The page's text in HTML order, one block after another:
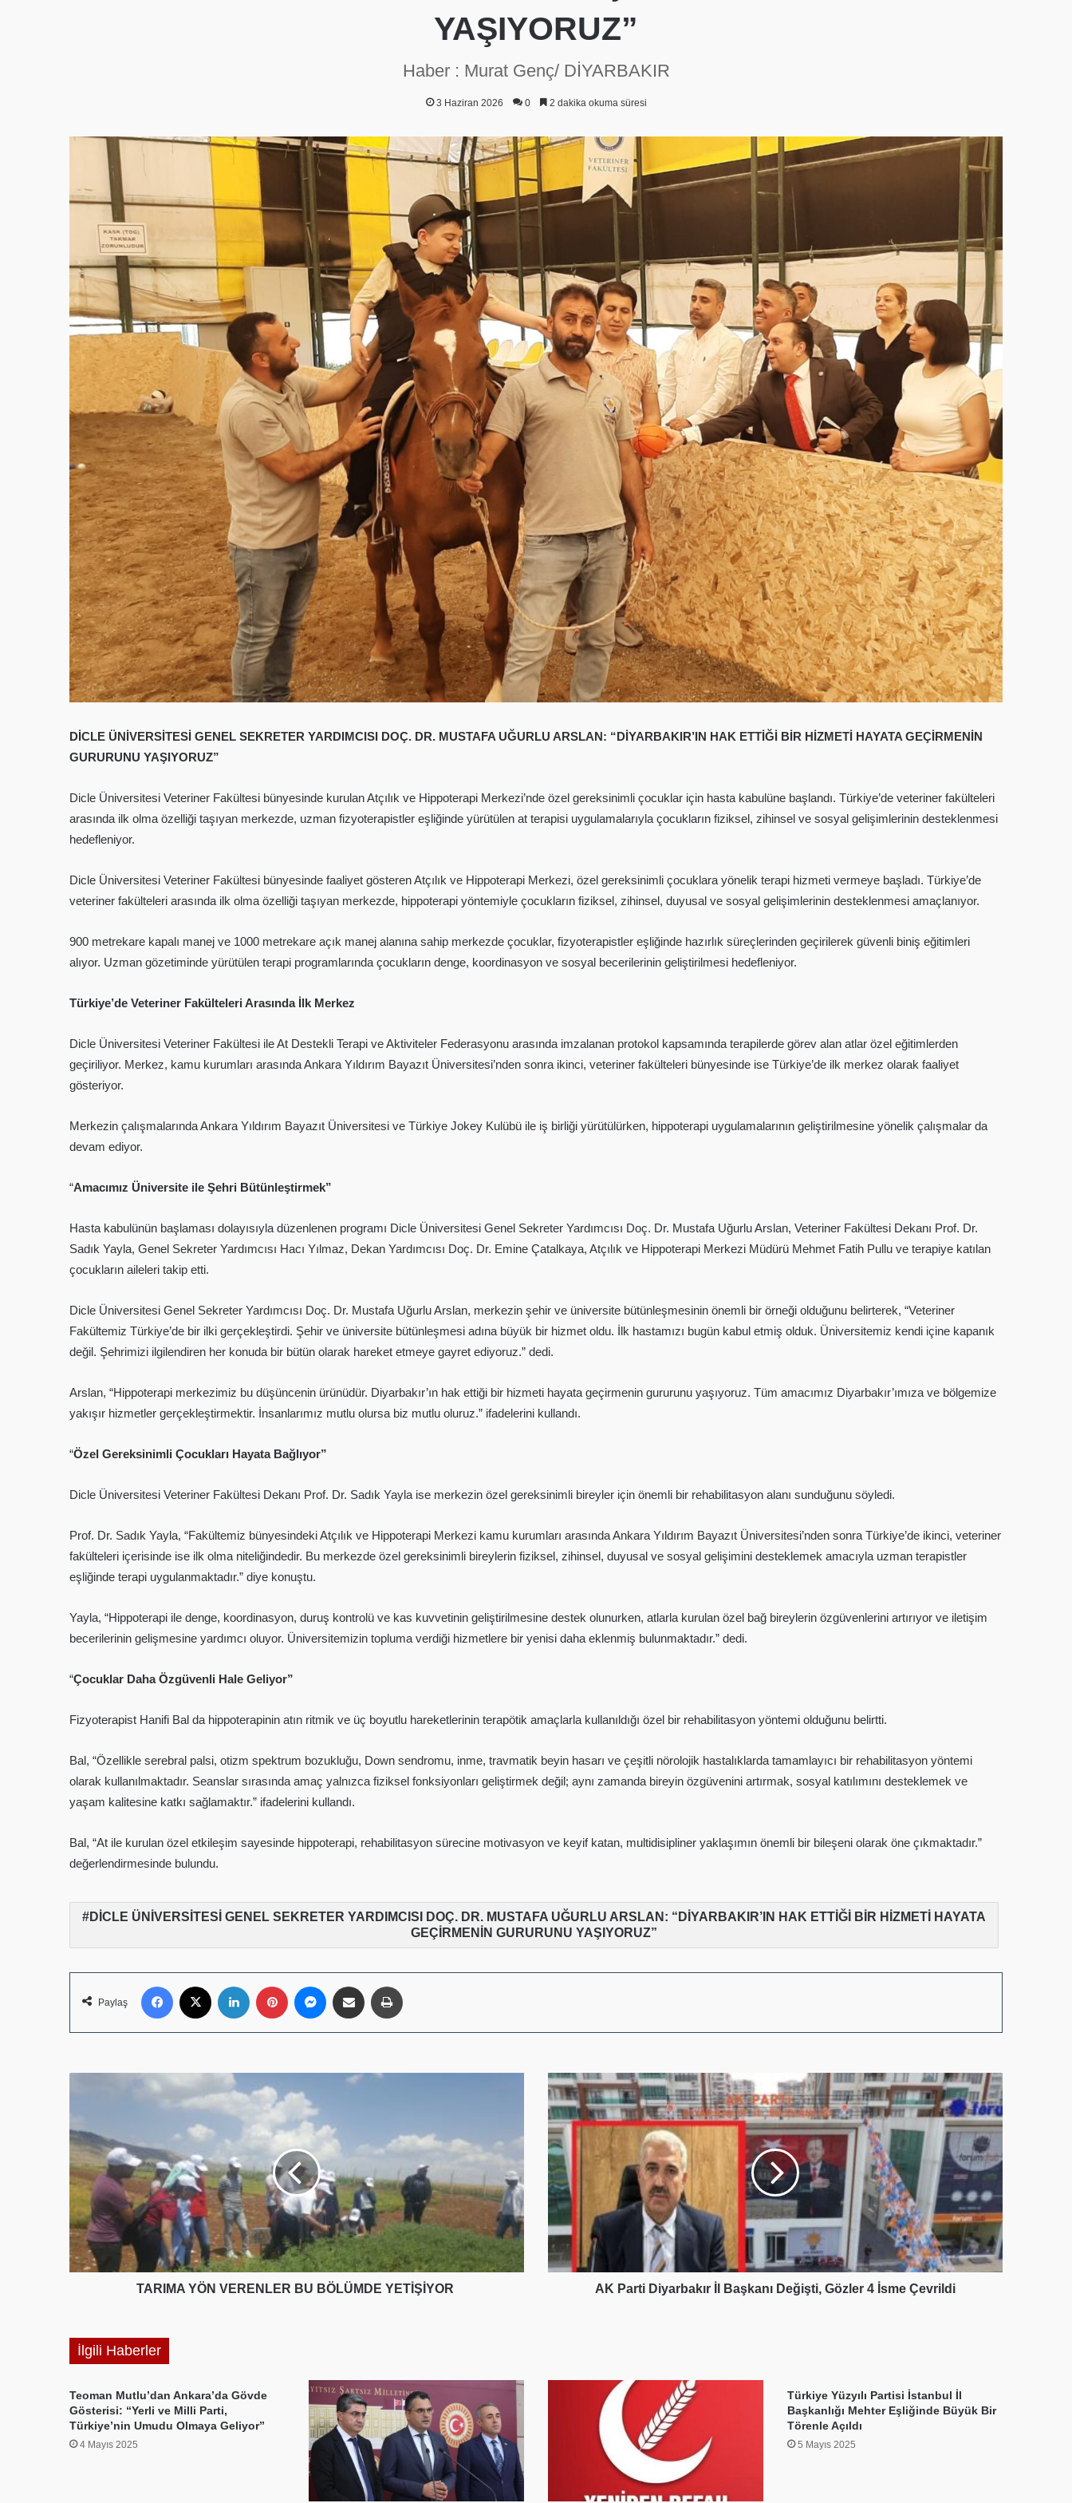
YAŞIYORUZ”
Haber : Murat Genç/ DİYARBAKIR
3 Haziran 2026 0 2 dakika okuma süresi
DİCLE ÜNİVERSİTESİ GENEL SEKRETER YARDIMCISI DOÇ. DR. MUSTAFA UĞURLU ARSLAN: “DİYARBAKIR’IN HAK ETTİĞİ BİR HİZMETİ HAYATA GEÇİRMENİN
GURURUNU YAŞIYORUZ”
Dicle Üniversitesi Veteriner Fakültesi bünyesinde kurulan Atçılık ve Hippoterapi Merkezi’nde özel gereksinimli çocuklar için hasta kabulüne başlandı. Türkiye’de veteriner fakülteleri
arasında ilk olma özelliği taşıyan merkezde, uzman fizyoterapistler eşliğinde yürütülen at terapisi uygulamalarıyla çocukların fiziksel, zihinsel ve sosyal gelişimlerinin desteklenmesi
hedefleniyor.
Dicle Üniversitesi Veteriner Fakültesi bünyesinde faaliyet gösteren Atçılık ve Hippoterapi Merkezi, özel gereksinimli çocuklara yönelik terapi hizmeti vermeye başladı. Türkiye’de
veteriner fakülteleri arasında ilk olma özelliği taşıyan merkezde, hippoterapi yöntemiyle çocukların fiziksel, zihinsel, duyusal ve sosyal gelişimlerinin desteklenmesi amaçlanıyor.
900 metrekare kapalı manej ve 1000 metrekare açık manej alanına sahip merkezde çocuklar, fizyoterapistler eşliğinde hazırlık süreçlerinden geçirilerek güvenli biniş eğitimleri
alıyor. Uzman gözetiminde yürütülen terapi programlarında çocukların denge, koordinasyon ve sosyal becerilerinin geliştirilmesi hedefleniyor.
Türkiye’de Veteriner Fakülteleri Arasında İlk Merkez
Dicle Üniversitesi Veteriner Fakültesi ile At Destekli Terapi ve Aktiviteler Federasyonu arasında imzalanan protokol kapsamında terapilerde görev alan atlar özel eğitimlerden
geçiriliyor. Merkez, kamu kurumları arasında Ankara Yıldırım Bayazıt Üniversitesi’nden sonra ikinci, veteriner fakülteleri bünyesinde ise Türkiye’de ilk merkez olarak faaliyet
gösteriyor.
Merkezin çalışmalarında Ankara Yıldırım Bayazıt Üniversitesi ve Türkiye Jokey Kulübü ile iş birliği yürütülürken, hippoterapi uygulamalarının geliştirilmesine yönelik çalışmalar da
devam ediyor.
“Amacımız Üniversite ile Şehri Bütünleştirmek”
Hasta kabulünün başlaması dolayısıyla düzenlenen programı Dicle Üniversitesi Genel Sekreter Yardımcısı Doç. Dr. Mustafa Uğurlu Arslan, Veteriner Fakültesi Dekanı Prof. Dr.
Sadık Yayla, Genel Sekreter Yardımcısı Hacı Yılmaz, Dekan Yardımcısı Doç. Dr. Emine Çatalkaya, Atçılık ve Hippoterapi Merkezi Müdürü Mehmet Fatih Pullu ve terapiye katılan
çocukların aileleri takip etti.
Dicle Üniversitesi Genel Sekreter Yardımcısı Doç. Dr. Mustafa Uğurlu Arslan, merkezin şehir ve üniversite bütünleşmesinin önemli bir örneği olduğunu belirterek, “Veteriner
Fakültemiz Türkiye’de bir ilki gerçekleştirdi. Şehir ve üniversite bütünleşmesi adına büyük bir hizmet oldu. İlk hastamızı bugün kabul etmiş olduk. Üniversitemiz kendi içine kapanık
değil. Şehrimizi ilgilendiren her konuda bir bütün olarak hareket etmeye gayret ediyoruz.” dedi.
Arslan, “Hippoterapi merkezimiz bu düşüncenin ürünüdür. Diyarbakır’ın hak ettiği bir hizmeti hayata geçirmenin gururunu yaşıyoruz. Tüm amacımız Diyarbakır’ımıza ve bölgemize
yakışır hizmetler gerçekleştirmektir. İnsanlarımız mutlu olursa biz mutlu oluruz.” ifadelerini kullandı.
“Özel Gereksinimli Çocukları Hayata Bağlıyor”
Dicle Üniversitesi Veteriner Fakültesi Dekanı Prof. Dr. Sadık Yayla ise merkezin özel gereksinimli bireyler için önemli bir rehabilitasyon alanı sunduğunu söyledi.
Prof. Dr. Sadık Yayla, “Fakültemiz bünyesindeki Atçılık ve Hippoterapi Merkezi kamu kurumları arasında Ankara Yıldırım Bayazıt Üniversitesi’nden sonra Türkiye’de ikinci, veteriner
fakülteleri içerisinde ise ilk olma niteliğindedir. Bu merkezde özel gereksinimli bireylerin fiziksel, zihinsel, duyusal ve sosyal gelişimini desteklemek amacıyla uzman terapistler
eşliğinde terapi uygulanmaktadır.” diye konuştu.
Yayla, “Hippoterapi ile denge, koordinasyon, duruş kontrolü ve kas kuvvetinin geliştirilmesine destek olunurken, atlarla kurulan özel bağ bireylerin özgüvenlerini artırıyor ve iletişim
becerilerinin gelişmesine yardımcı oluyor. Üniversitemizin topluma verdiği hizmetlere bir yenisi daha eklenmiş bulunmaktadır.” dedi.
“Çocuklar Daha Özgüvenli Hale Geliyor”
Fizyoterapist Hanifi Bal da hippoterapinin atın ritmik ve üç boyutlu hareketlerinin terapötik amaçlarla kullanıldığı özel bir rehabilitasyon yöntemi olduğunu belirtti.
Bal, “Özellikle serebral palsi, otizm spektrum bozukluğu, Down sendromu, inme, travmatik beyin hasarı ve çeşitli nörolojik hastalıklarda tamamlayıcı bir rehabilitasyon yöntemi
olarak kullanılmaktadır. Seanslar sırasında amaç yalnızca fiziksel fonksiyonları geliştirmek değil; aynı zamanda bireyin özgüvenini artırmak, sosyal katılımını desteklemek ve
yaşam kalitesine katkı sağlamaktır.” ifadelerini kullandı.
Bal, “At ile kurulan özel etkileşim sayesinde hippoterapi, rehabilitasyon sürecine motivasyon ve keyif katan, multidisipliner yaklaşımın önemli bir bileşeni olarak öne çıkmaktadır.”
değerlendirmesinde bulundu.
DİCLE ÜNİVERSİTESİ GENEL SEKRETER YARDIMCISI DOÇ. DR. MUSTAFA UĞURLU ARSLAN: “DİYARBAKIR’IN HAK ETTİĞİ BİR HİZMETİ HAYATA
GEÇİRMENİN GURURUNU YAŞIYORUZ”
Paylaş
Facebook LinkedIn PinterestMessenger
E-Posta ile paylaş
VERENLER
BU
BÖLÜMDE
YETİŞİYOR
TARIMA YÖN VERENLER BU BÖLÜMDE YETİŞİYOR
AK
Parti
Diyarbakır
İl
Başkanı
Değişti,
Gözler
4
İsme
Çevrildi
AK Parti Diyarbakır İl Başkanı Değişti, Gözler 4 İsme Çevrildi
İlgili Haberler
Teoman Mutlu’dan Ankara’da Gövde
Gösterisi: “Yerli ve Milli Parti,
Türkiye’nin Umudu Olmaya Geliyor”
4 Mayıs 2025
Türkiye Yüzyılı Partisi İstanbul İl
Başkanlığı Mehter Eşliğinde Büyük Bir
Törenle Açıldı
5 Mayıs 2025